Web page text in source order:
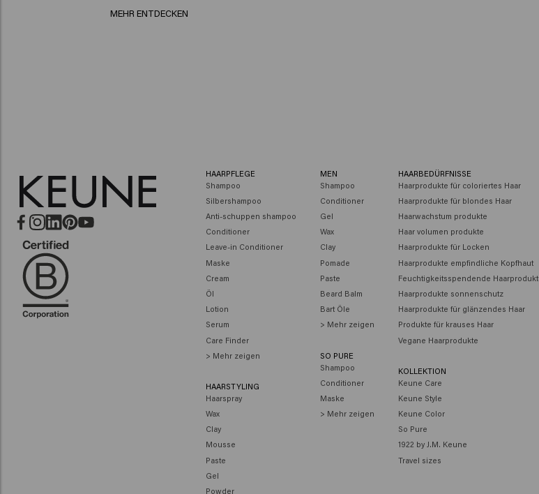
MEHR ENTDECKEN
HAARPFLEGE
Shampoo
Silbershampoo
Anti-schuppen shampoo
Conditioner
Leave-in Conditioner
Maske
Cream
Öl
Lotion
Serum
Care Finder
> Mehr zeigen
HAARSTYLING
Haarspray
Wax
Clay
Mousse
Paste
Gel
Powder
MEN
Shampoo
Conditioner
Gel
Wax
Clay
Pomade
Paste
Beard Balm
Bart Öle
> Mehr zeigen
SO PURE
Shampoo
Conditioner
Maske
> Mehr zeigen
HAARBEDÜRFNISSE
Haarprodukte für coloriertes Haar
Haarprodukte für blondes Haar
Haarwachstum produkte
Haar volumen produkte
Haarprodukte für Locken
Haarprodukte empfindliche Kopfhaut
Feuchtigkeitsspendende
Haarprodukte sonnenschutz
Haarprodukte für glänzendes Haar
Produkte für krauses Haar
Vegane Haarprodukte
KOLLEKTION
Keune Care
Keune Style
Keune Color
So Pure
1922 by J.M. Keune
Travel sizes